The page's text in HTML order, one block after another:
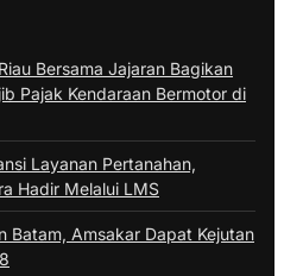
Bersama Jajaran Bagikan
Pajak Kendaraan Bermotor di
Layanan Pertanahan,
Hadir Melalui LMS
Batam, Amsakar Dapat Kejutan